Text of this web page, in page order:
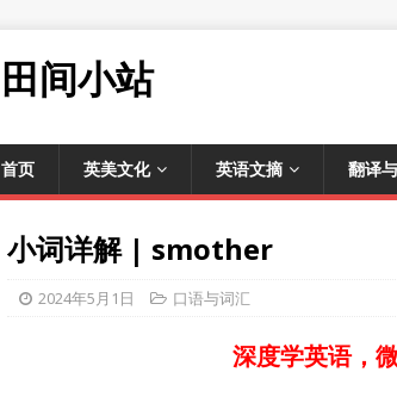
田间小站
首页 英美文化 英语文摘 翻译
小词详解 | smother
2024年5月1日 口语与词汇
深度学英语，